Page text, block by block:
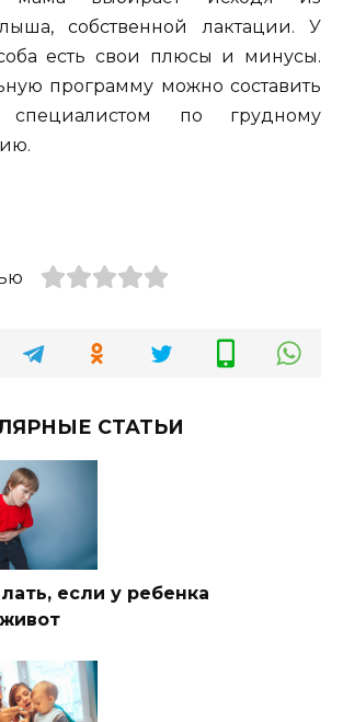
собственной лактации. У
есть свои плюсы и минусы.
программу можно составить
по грудному
СТАТЬИ
если у ребенка